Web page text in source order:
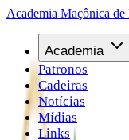
Academia Maçônica de
Academia
Patronos
Cadeiras
Notícias
Mídias
Links